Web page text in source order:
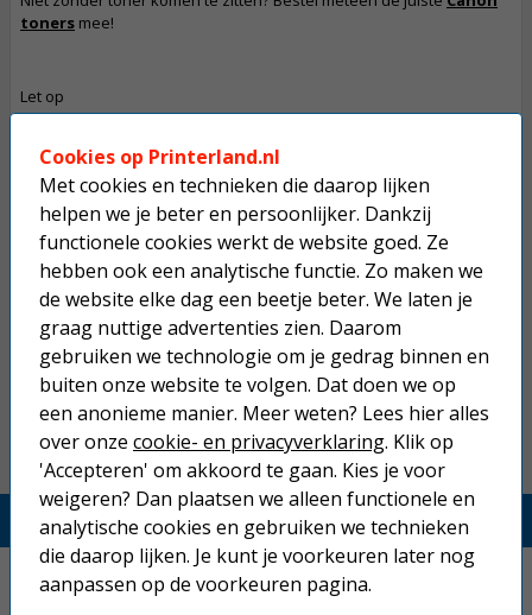
toners mee!
Let op
De betaling van een bestelling die dit product bevat gaat in overleg
Op werkdagen voor 22:30 uur besteld, morgen in huis.
Superscherpe prijzen!
Niet goed geld terug.
Gratis verzending boven € 25,-
Betaal binnen 14 dagen na aankoop
Printerland.nl
Home
Cookies op Printerland.nl
Met cookies en technieken die daarop lijken
helpen we je beter en persoonlijker. Dankzij
functionele cookies werkt de website goed. Ze
hebben ook een analytische functie. Zo maken we
de website elke dag een beetje beter. We laten je
graag nuttige advertenties zien. Daarom
gebruiken we technologie om je gedrag binnen en
buiten onze website te volgen. Dat doen we op
een anonieme manier. Meer weten? Lees hier alles
over onze cookie- en privacyverklaring. Klik op
'Accepteren' om akkoord te gaan. Kies je voor
weigeren? Dan plaatsen we alleen functionele en
analytische cookies en gebruiken we technieken
die daarop lijken. Je kunt je voorkeuren later nog
aanpassen op de voorkeuren pagina.